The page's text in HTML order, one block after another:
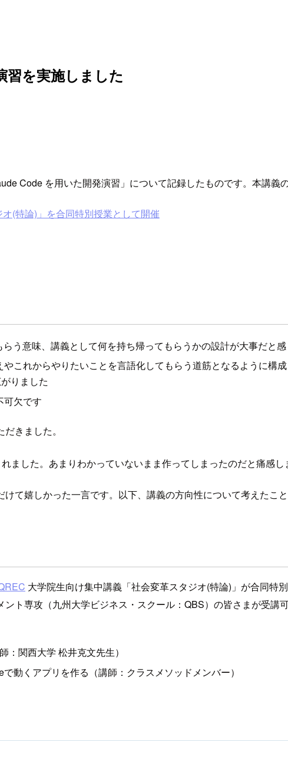
習を実施しました
Code を用いた開発演習」について記録したものです。本講義
(特論)」を合同特別授業として開催
う意味、講義として何を持ち帰ってもらうかの設計が大事だと
これからやりたいことを言語化してもらう道筋となるように構
りました
可欠です
きました。
ました。あまりわかっていないまま作ってしまったのだと痛感し
て嬉しかった一言です。以下、講義の方向性について考えたこ
大学院生向け集中講義「社会変革スタジオ(特論)」が合同特
ト専攻（九州大学ビジネス・スクール：QBS）の皆さまが受講
関西大学 松井克文先生）
動くアプリを作る（講師：クラスメソッドメンバー）